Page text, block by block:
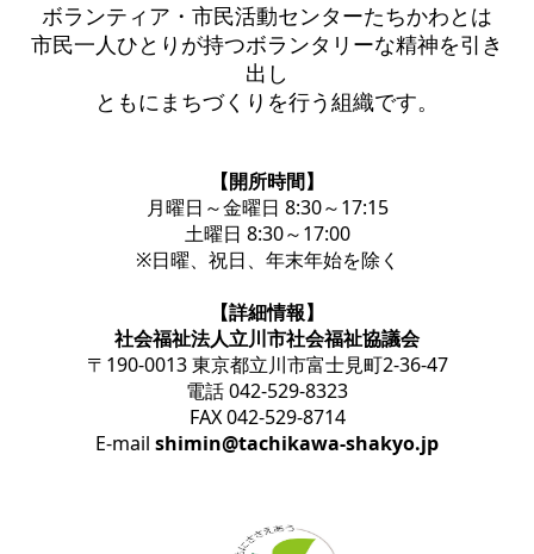
ボランティア・市民活動センターたちかわとは
市民一人ひとりが持つボランタリーな精神を引き
出し
ともにまちづくりを行う組織です。
【開所時間】
月曜日～金曜日 8:30～17:15
土曜日 8:30～17:00
※日曜、祝日、年末年始を除く
【詳細情報】
社会福祉法人立川市社会福祉協議会
〒190-0013 東京都立川市富士見町2-36-47
電話 042-529-8323
FAX 042-529-8714
E-mail shimin@tachikawa-shakyo.jp